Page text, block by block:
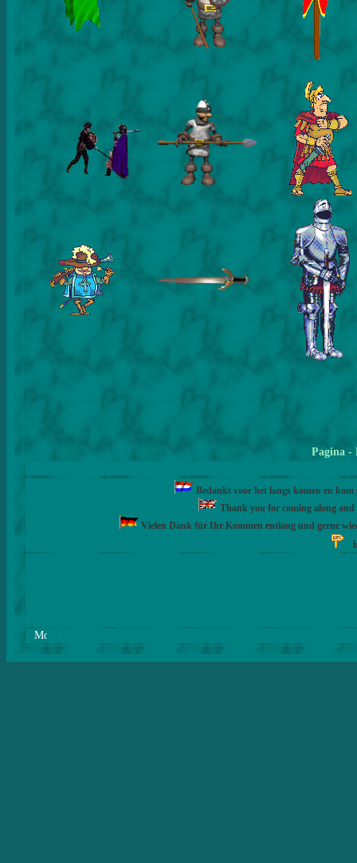
Pagina -
Bedankt voor het langs komen en
Thank you for coming along and
Vielen Dank für Ihr Kommen entlang und gerne